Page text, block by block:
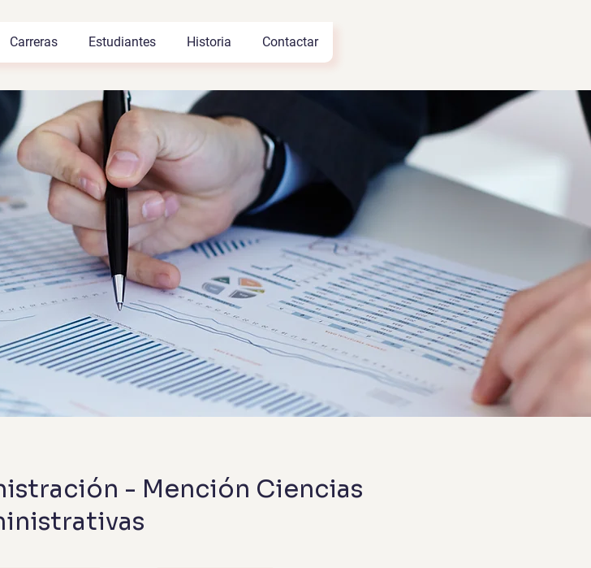
Carreras Estudiantes Historia Contactar
- Mención Ciencias